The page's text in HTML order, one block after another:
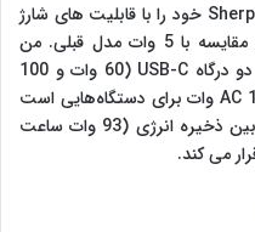
Goal Zero خط شارژرهای قابل حمل Sherpa خود را با قابلیت های شارژ
بی سیم بهتر به روز کرد: 15 وات، در مقایسه با 5 وات مدل قبلی. من
Sherpa AC را آزمایش کردم که دارای دو درگاه USB-C (60 وات و 100
وات)، دو درگاه USB-A و یک درگاه AC 100 وات برای دستگاه‌هایی است
که نیاز به دوشاخه دارند. تعادل خوبی بین ذخیره انرژی (93 وات ساعت